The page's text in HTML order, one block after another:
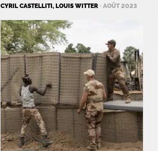
CYRIL CASTELLITI, LOUIS WITTER · AOÛT 2023